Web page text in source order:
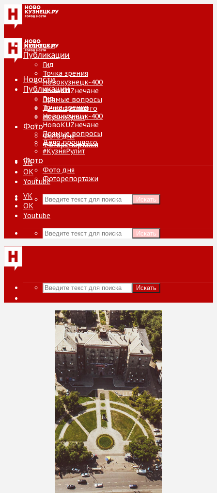
Новости
Публикации
Гид
Точка зрения
Новокузнецк-400
НовоKUZнечане
Прямые вопросы
Дело прошлого
#КузняРулит
Фото
Фото дня
Фоторепортажи
VK
ОК
Youtube
Искать
Новости
Публикации
Гид
Точка зрения
Новокузнецк-400
НовоKUZнечане
Прямые вопросы
Дело прошлого
#КузняРулит
Фото
Фото дня
Фоторепортажи
VK
ОК
Youtube
Искать
Искать